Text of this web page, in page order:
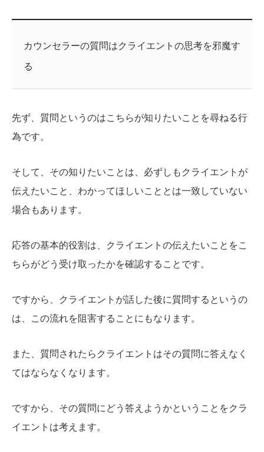
カウンセラーの質問はクライエントの思考を邪魔す
る
先ず、質問というのはこちらが知りたいことを尋ねる行
為です。
そして、その知りたいことは、必ずしもクライエントが
伝えたいこと、わかってほしいこととは一致していない
場合もあります。
応答の基本的役割は、クライエントの伝えたいことをこ
ちらがどう受け取ったかを確認することです。
ですから、クライエントが話した後に質問するというの
は、この流れを阻害することにもなります。
また、質問されたらクライエントはその質問に答えなく
てはならなくなります。
ですから、その質問にどう答えようかということをクラ
イエントは考えます。